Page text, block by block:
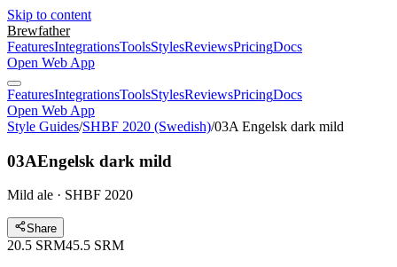
Skip to content
Brewfather
FeaturesIntegrationsToolsStylesReviewsPricingDocs
Open Web App
FeaturesIntegrationsToolsStylesReviewsPricingDocs
Open Web App
Style Guides/SHBF 2020 (Swedish)/03A Engelsk dark mild
03AEngelsk dark mild
Mild ale · SHBF 2020
Share
20.5 SRM45.5 SRM